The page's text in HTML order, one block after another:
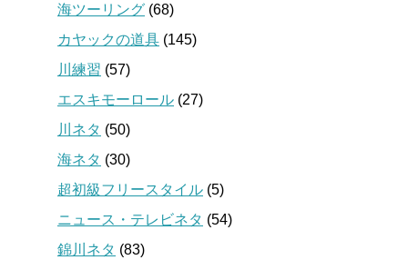
海ツーリング (68)
カヤックの道具 (145)
川練習 (57)
エスキモーロール (27)
川ネタ (50)
海ネタ (30)
超初級フリースタイル (5)
ニュース・テレビネタ (54)
錦川ネタ (83)